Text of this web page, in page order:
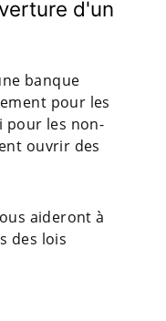
d'un
banque
pour les
pour les non-
ouvrir des
aideront à
des lois